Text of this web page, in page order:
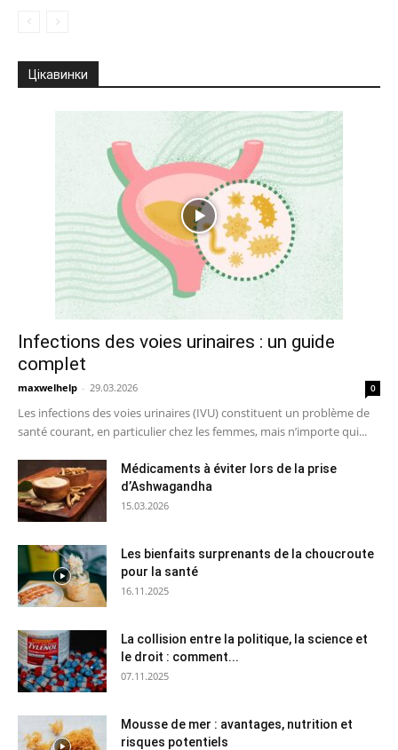
Цікавинки
Infections des voies urinaires : un guide
complet
maxwelhelp - 29.03.2026 0
Les infections des voies urinaires (IVU) constituent un problème de
santé courant, en particulier chez les femmes, mais n’importe qui...
Médicaments à éviter lors de la prise
d’Ashwagandha
15.03.2026
Les bienfaits surprenants de la choucroute
pour la santé
16.11.2025
La collision entre la politique, la science et
le droit : comment...
07.11.2025
Mousse de mer : avantages, nutrition et
risques potentiels